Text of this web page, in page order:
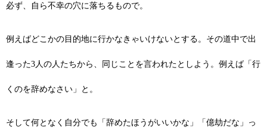
必ず、自ら不幸の穴に落ちるもので。
例えばどこかの目的地に行かなきゃいけないとする。その道中で出
逢った3人の人たちから、同じことを言われたとしよう。例えば「行
くのを辞めなさい」と。
そして何となく自分でも「辞めたほうがいいかな」「億劫だな」っ